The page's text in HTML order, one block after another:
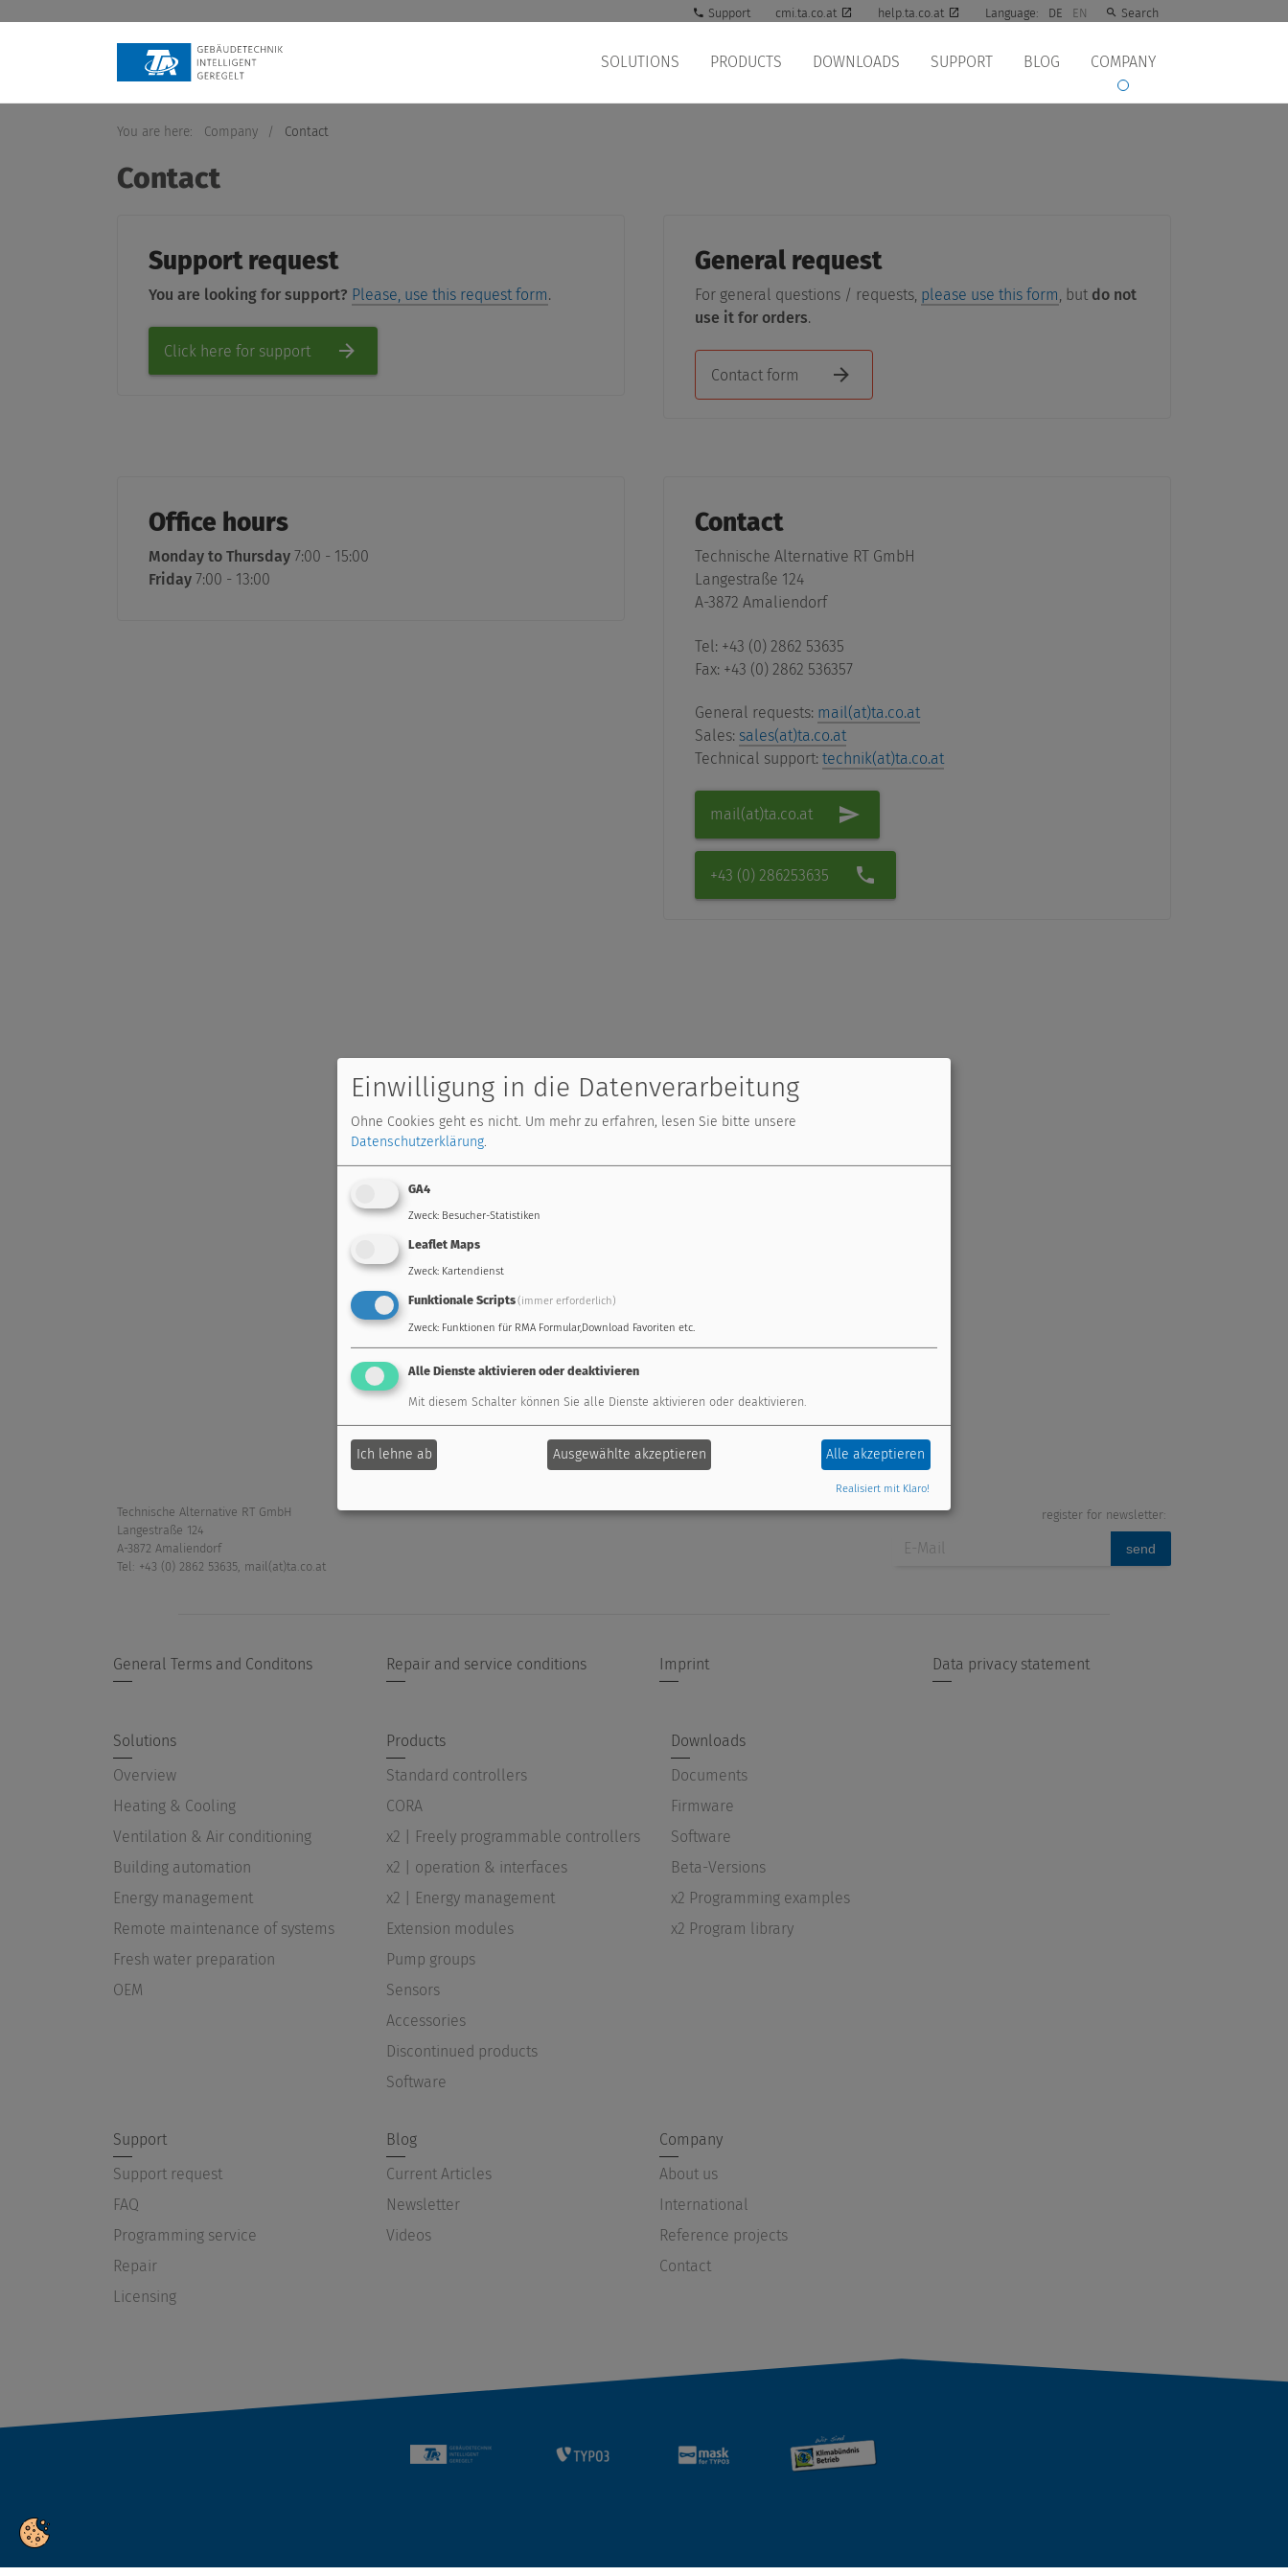
Support cmi.ta.co.at help.ta.co.at Language: DE EN Search
SOLUTIONS PRODUCTS DOWNLOADS SUPPORT BLOG COMPANY
You are here: Company / Contact
Contact
Support request
You are looking for support? Please, use this request form.
Click here for support
General request
For general questions / requests, please use this form, but do not
use it for orders.
Contact form
Office hours
Monday to Thursday 7:00 - 15:00
Friday 7:00 - 13:00
Contact
Technische Alternative RT GmbH
Langestraße 124
A-3872 Amaliendorf
Tel: +43 (0) 2862 53635
Fax: +43 (0) 2862 536357
General requests: mail(at)ta.co.at
Sales: sales(at)ta.co.at
Technical support: technik(at)ta.co.at
mail(at)ta.co.at
+43 (0) 286253635
Technische Alternative RT GmbH
Langestraße 124
A-3872 Amaliendorf
Tel: +43 (0) 2862 53635, mail(at)ta.co.at
register for newsletter:
send
General Terms and Conditons Repair and service conditions Imprint Data privacy statement
Solutions
Overview
Heating & Cooling
Ventilation & Air conditioning
Building automation
Energy management
Remote maintenance of systems
Fresh water preparation
OEM
Products
Standard controllers
CORA
x2 | Freely programmable controllers
x2 | operation & interfaces
x2 | Energy management
Extension modules
Pump groups
Sensors
Accessories
Discontinued products
Software
Downloads
Documents
Firmware
Software
Beta-Versions
x2 Programming examples
x2 Program library
Support
Support request
FAQ
Programming service
Repair
Licensing
Blog
Current Articles
Newsletter
Videos
Company
About us
International
Reference projects
Contact
Einwilligung in die Datenverarbeitung
Ohne Cookies geht es nicht. Um mehr zu erfahren, lesen Sie bitte unsere
Datenschutzerklärung.
GA4
Zweck: Besucher-Statistiken
Leaflet Maps
Zweck: Kartendienst
Funktionale Scripts(immer erforderlich)
Zweck: Funktionen für RMA Formular,Download Favoriten etc.
Alle Dienste aktivieren oder deaktivieren
Mit diesem Schalter können Sie alle Dienste aktivieren oder deaktivieren.
Ich lehne ab Ausgewählte akzeptieren Alle akzeptieren
Realisiert mit Klaro!